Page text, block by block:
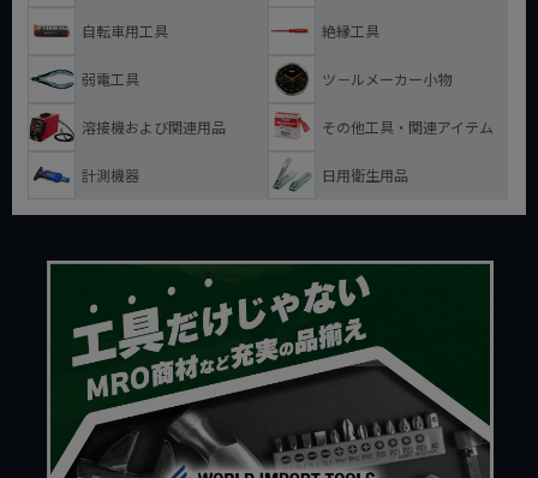
自転車用工具 絶縁工具
弱電工具 ツ－ルメーカー小物
溶接機および関連用品 その他工具・関連アイテム
計測機器 日用衛生用品